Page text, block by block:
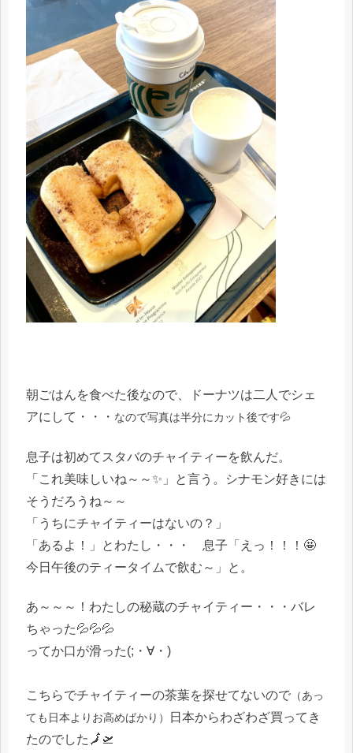
朝ごはんを食べた後なので、ドーナツは二人でシェ
アにして・・・ なので写真は半分にカット後です💦
息子は初めてスタバのチャイティーを飲んだ。
「これ美味しいね～～✨」と言う。シナモン好きには
そうだろうね～～
「うちにチャイティーはないの？」
「あるよ！」とわたし・・・ 息子「えっ！！！🤩
今日午後のティータイムで飲む～」と。
あ～～～！わたしの秘蔵のチャイティー・・・バレ
ちゃった💦💦💦
ってか口が滑った(;・∀・)
こちらでチャイティーの茶葉を探せてないので （あっ
ても日本よりお高めばかり）
日本からわざわざ買ってき
たのでした🗾🛫